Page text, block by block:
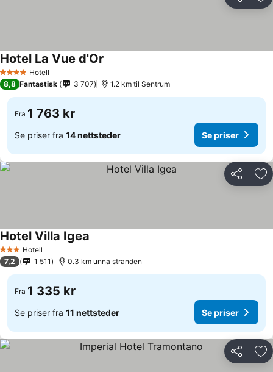
4 StjernerHotell
Hotel La Vue d'Or
8,8 Fantastisk 3 707 1.2 km til Sentrum
Fra 1 763 kr
Se priser fra 14 nettsteder Se priser
Del
3 StjernerHotell
Hotel Villa Igea
7,2 1 511 0.3 km unna stranden
Fra 1 335 kr
Se priser fra 11 nettsteder Se priser
Del